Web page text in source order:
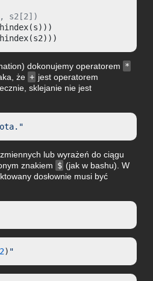
s2[2])
dokonujemy operatorem *
że + jest operatorem
sklejanie nie jest
lub wyrażeń do ciągu
znakiem $ (jak w bashu). W
dosłownie musi być
2) "